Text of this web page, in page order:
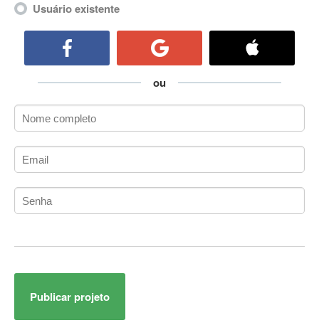
Active Directory
ActiveX Data Objects (ADO)
ADK
Administração Acadêmica
Administração de Artistas e Repertórios
Administração de Banco de Dados
Administração de Redes
Administrador de Sistemas
Adobe After Effects
Adobe AIR
Usuário existente
ou
Publicar projeto